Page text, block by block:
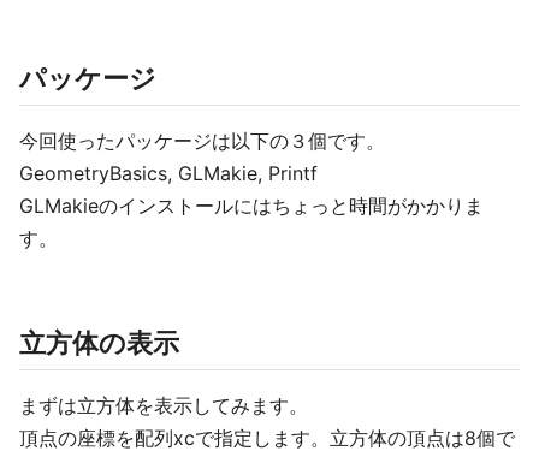
パッケージ
今回使ったパッケージは以下の３個です。
GeometryBasics, GLMakie, Printf
GLMakieのインストールにはちょっと時間がかかりま
す。
立方体の表示
まずは立方体を表示してみます。
頂点の座標を配列xcで指定します。立方体の頂点は8個で